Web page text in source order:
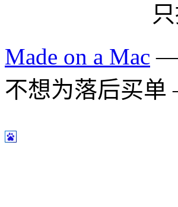
Made on a Mac
不想为落后买